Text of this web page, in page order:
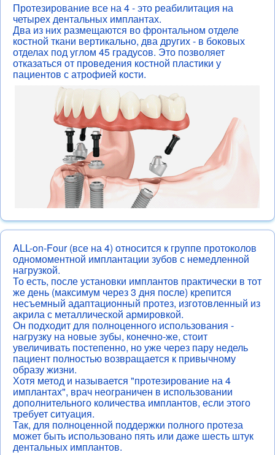
Протезирование все на 4 - это реабилитация на
четырех дентальных имплантах.
Два из них размещаются во фронтальном отделе
костной ткани вертикально, два других - в боковых
отделах под углом 45 градусов. Это позволяет
отказаться от проведения костной пластики у
пациентов с атрофией кости.
ALL-on-Four (все на 4) относится к группе протоколов
одномоментной имплантации зубов с немедленной
нагрузкой.
То есть, после установки имплантов практически в тот
же день (максимум через 3 дня после) крепится
несъемный адаптационный протез, изготовленный из
акрила с металлической армировкой.
Он подходит для полноценного использования -
нагрузку на новые зубы, конечно-же, стоит
увеличивать постепенно, но уже через пару недель
пациент полностью возвращается к привычному
образу жизни.
Хотя метод и называется "протезирование на 4
имплантах", врач неограничен в использовании
дополнительного количества имплантов, если этого
требует ситуация.
Так, для полноценной поддержки полного протеза
может быть использовано пять или даже шесть штук
дентальных имплантов.